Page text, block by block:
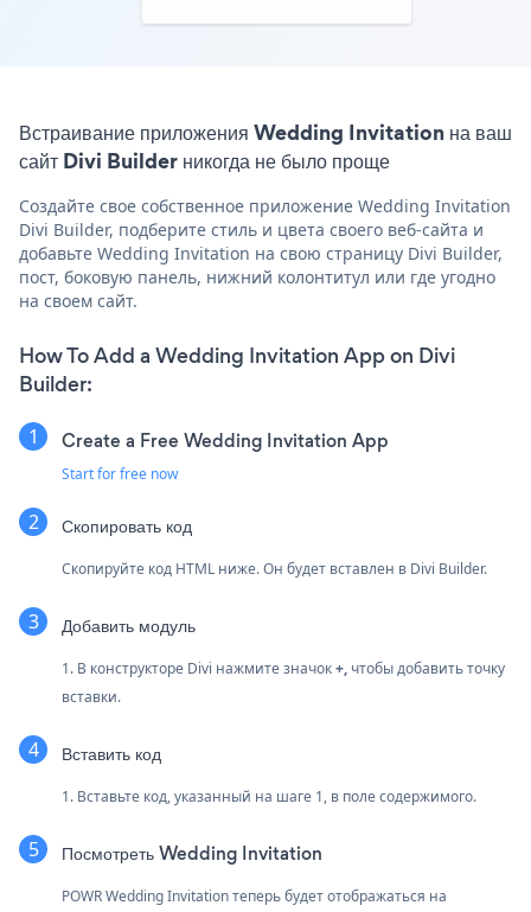
Встраивание приложения Wedding Invitation на ваш
сайт Divi Builder никогда не было проще
Создайте свое собственное приложение Wedding Invitation
Divi Builder, подберите стиль и цвета своего веб-сайта и
добавьте Wedding Invitation на свою страницу Divi Builder,
пост, боковую панель, нижний колонтитул или где угодно
на своем сайт.
How To Add a Wedding Invitation App on Divi
Builder:
Create a Free Wedding Invitation App
Start for free now
Скопировать код
Скопируйте код HTML ниже. Он будет вставлен в Divi Builder.
Добавить модуль
1. В конструкторе Divi нажмите значок+, чтобы добавить точку
вставки.
Вставить код
1. Вставьте код, указанный на шаге 1, в поле содержимого.
Посмотреть Wedding Invitation
POWR Wedding Invitation теперь будет отображаться на